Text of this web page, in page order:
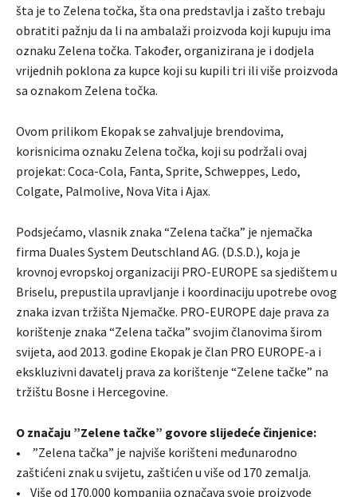
šta je to Zelena točka, šta ona predstavlja i zašto trebaju
obratiti pažnju da li na ambalaži proizvoda koji kupuju ima
oznaku Zelena točka. Također, organizirana je i dodjela
vrijednih poklona za kupce koji su kupili tri ili više proizvoda
sa oznakom Zelena točka.
Ovom prilikom Ekopak se zahvaljuje brendovima,
korisnicima oznaku Zelena točka, koji su podržali ovaj
projekat: Coca-Cola, Fanta, Sprite, Schweppes, Ledo,
Colgate, Palmolive, Nova Vita i Ajax.
Podsjećamo, vlasnik znaka “Zelena tačka” je njemačka
firma Duales System Deutschland AG. (D.S.D.), koja je
krovnoj evropskoj organizaciji PRO-EUROPE sa sjedištem u
Briselu, prepustila upravljanje i koordinaciju upotrebe ovog
znaka izvan tržišta Njemačke. PRO-EUROPE daje prava za
korištenje znaka “Zelena tačka” svojim članovima širom
svijeta, aod 2013. godine Ekopak je član PRO EUROPE-a i
ekskluzivni davatelj prava za korištenje “Zelene tačke” na
tržištu Bosne i Hercegovine.
O značaju ”Zelene tačke” govore slijedeće činjenice:
• ”Zelena tačka” je najviše korišteni međunarodno
zaštićeni znak u svijetu, zaštićen u više od 170 zemalja.
• Više od 170.000 kompanija označava svoje proizvode